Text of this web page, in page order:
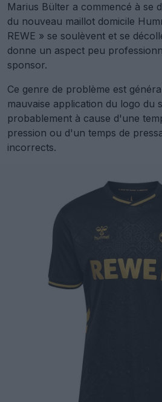
Marius Bülter a commencé à se
du nouveau maillot domicile
REWE » se soulèvent et se
donne un aspect peu
sponsor.
Ce genre de problème est
mauvaise application du logo du
probablement à cause d'une
pression ou d'un temps de
incorrects.